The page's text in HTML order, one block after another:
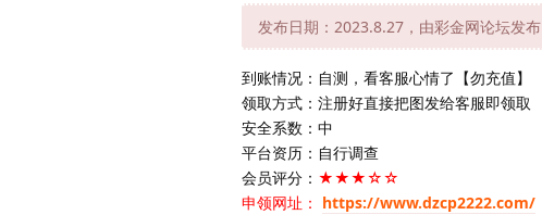
发布日期：2023.8.27，由彩金网论坛发布
到账情况：自测，看客服心情了【勿充值】
领取方式：注册好直接把图发给客服即领取
安全系数：中
平台资历：自行调查
会员评分： ★★★☆☆
申领网址： https://www.dzcp2222.com/